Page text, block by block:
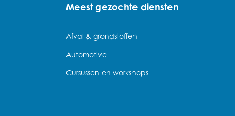
Meest gezochte diensten
Afval & grondstoffen
Automotive
Cursussen en workshops